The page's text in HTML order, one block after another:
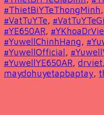
#ThietBiYTeThongMinh,
#VatTuYTe,
#YE650AR,
#YuwellChinhHang,
#YuwellOfficial,
#YuwellYE650AR, drviet,
maydohuyetapbaptay,